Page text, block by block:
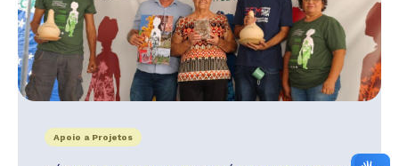
Apoio a Projetos